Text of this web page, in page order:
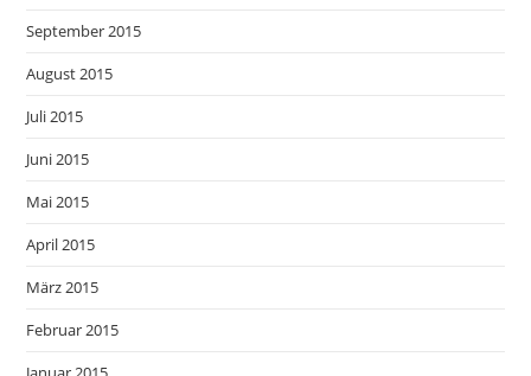
September 2015
August 2015
Juli 2015
Juni 2015
Mai 2015
April 2015
März 2015
Februar 2015